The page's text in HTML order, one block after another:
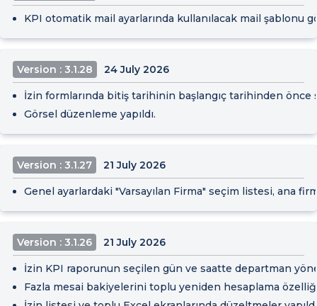
KPI otomatik mail ayarlarında kullanılacak mail şablonu
Version : 3.1.28 24 July 2026
İzin formlarında bitiş tarihinin başlangıç tarihinden önce
Görsel düzenleme yapıldı.
Version : 3.1.27 21 July 2026
Genel ayarlardaki "Varsayılan Firma" seçim listesi, ana
Version : 3.1.26 21 July 2026
İzin KPI raporunun seçilen gün ve saatte departman
Fazla mesai bakiyelerini toplu yeniden hesaplama